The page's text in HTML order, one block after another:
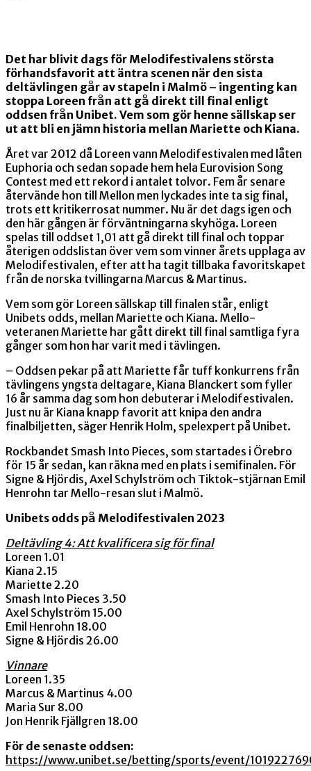
Det har blivit dags för Melodifestivalens största
förhandsfavorit att äntra scenen när den sista
deltävlingen går av stapeln i Malmö – ingenting kan
stoppa Loreen från att gå direkt till final enligt
oddsen från Unibet. Vem som gör henne sällskap ser
ut att bli en jämn historia mellan Mariette och Kiana.
Året var 2012 då Loreen vann Melodifestivalen med låten
Euphoria och sedan sopade hem hela Eurovision Song
Contest med ett rekord i antalet tolvor. Fem år senare
återvände hon till Mellon men lyckades inte ta sig final,
trots ett kritikerrosat nummer. Nu är det dags igen och
den här gången är förväntningarna skyhöga. Loreen
spelas till oddset 1,01 att gå direkt till final och toppar
återigen oddslistan över vem som vinner årets upplaga av
Melodifestivalen, efter att ha tagit tillbaka favoritskapet
från de norska tvillingarna Marcus & Martinus.
Vem som gör Loreen sällskap till finalen står, enligt
Unibets odds, mellan Mariette och Kiana. Mello-
veteranen Mariette har gått direkt till final samtliga fyra
gånger som hon har varit med i tävlingen.
– Oddsen pekar på att Mariette får tuff konkurrens från
tävlingens yngsta deltagare, Kiana Blanckert som fyller
16 år samma dag som hon debuterar i Melodifestivalen.
Just nu är Kiana knapp favorit att knipa den andra
finalbiljetten, säger Henrik Holm, spelexpert på Unibet.
Rockbandet Smash Into Pieces, som startades i Örebro
för 15 år sedan, kan räkna med en plats i semifinalen. För
Signe & Hjördis, Axel Schylström och Tiktok-stjärnan Emil
Henrohn tar Mello-resan slut i Malmö.
Unibets odds på Melodifestivalen 2023
Deltävling 4: Att kvalificera sig för final
Loreen 1.01
Kiana 2.15
Mariette 2.20
Smash Into Pieces 3.50
Axel Schylström 15.00
Emil Henrohn 18.00
Signe & Hjördis 26.00
Vinnare
Loreen 1.35
Marcus & Martinus 4.00
Maria Sur 8.00
Jon Henrik Fjällgren 18.00
För de senaste oddsen:
https://www.unibet.se/betting/sports/event/